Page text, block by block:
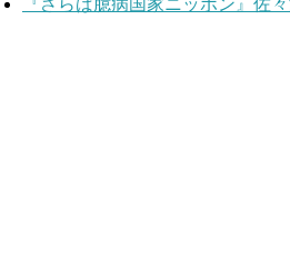
『さらば臆病国家ニッポン』佐